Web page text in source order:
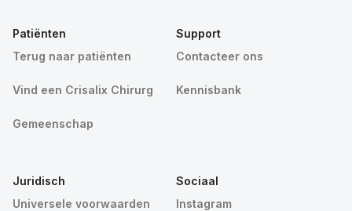
Patiënten
Terug naar patiënten
Vind een Crisalix Chirurg
Gemeenschap
Support
Contacteer ons
Kennisbank
Juridisch
Universele voorwaarden
Sociaal
Instagram